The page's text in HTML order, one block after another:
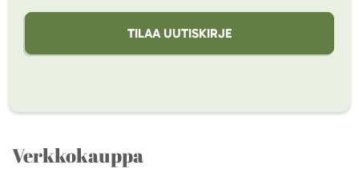
TILAA UUTISKIRJE
Verkkokauppa